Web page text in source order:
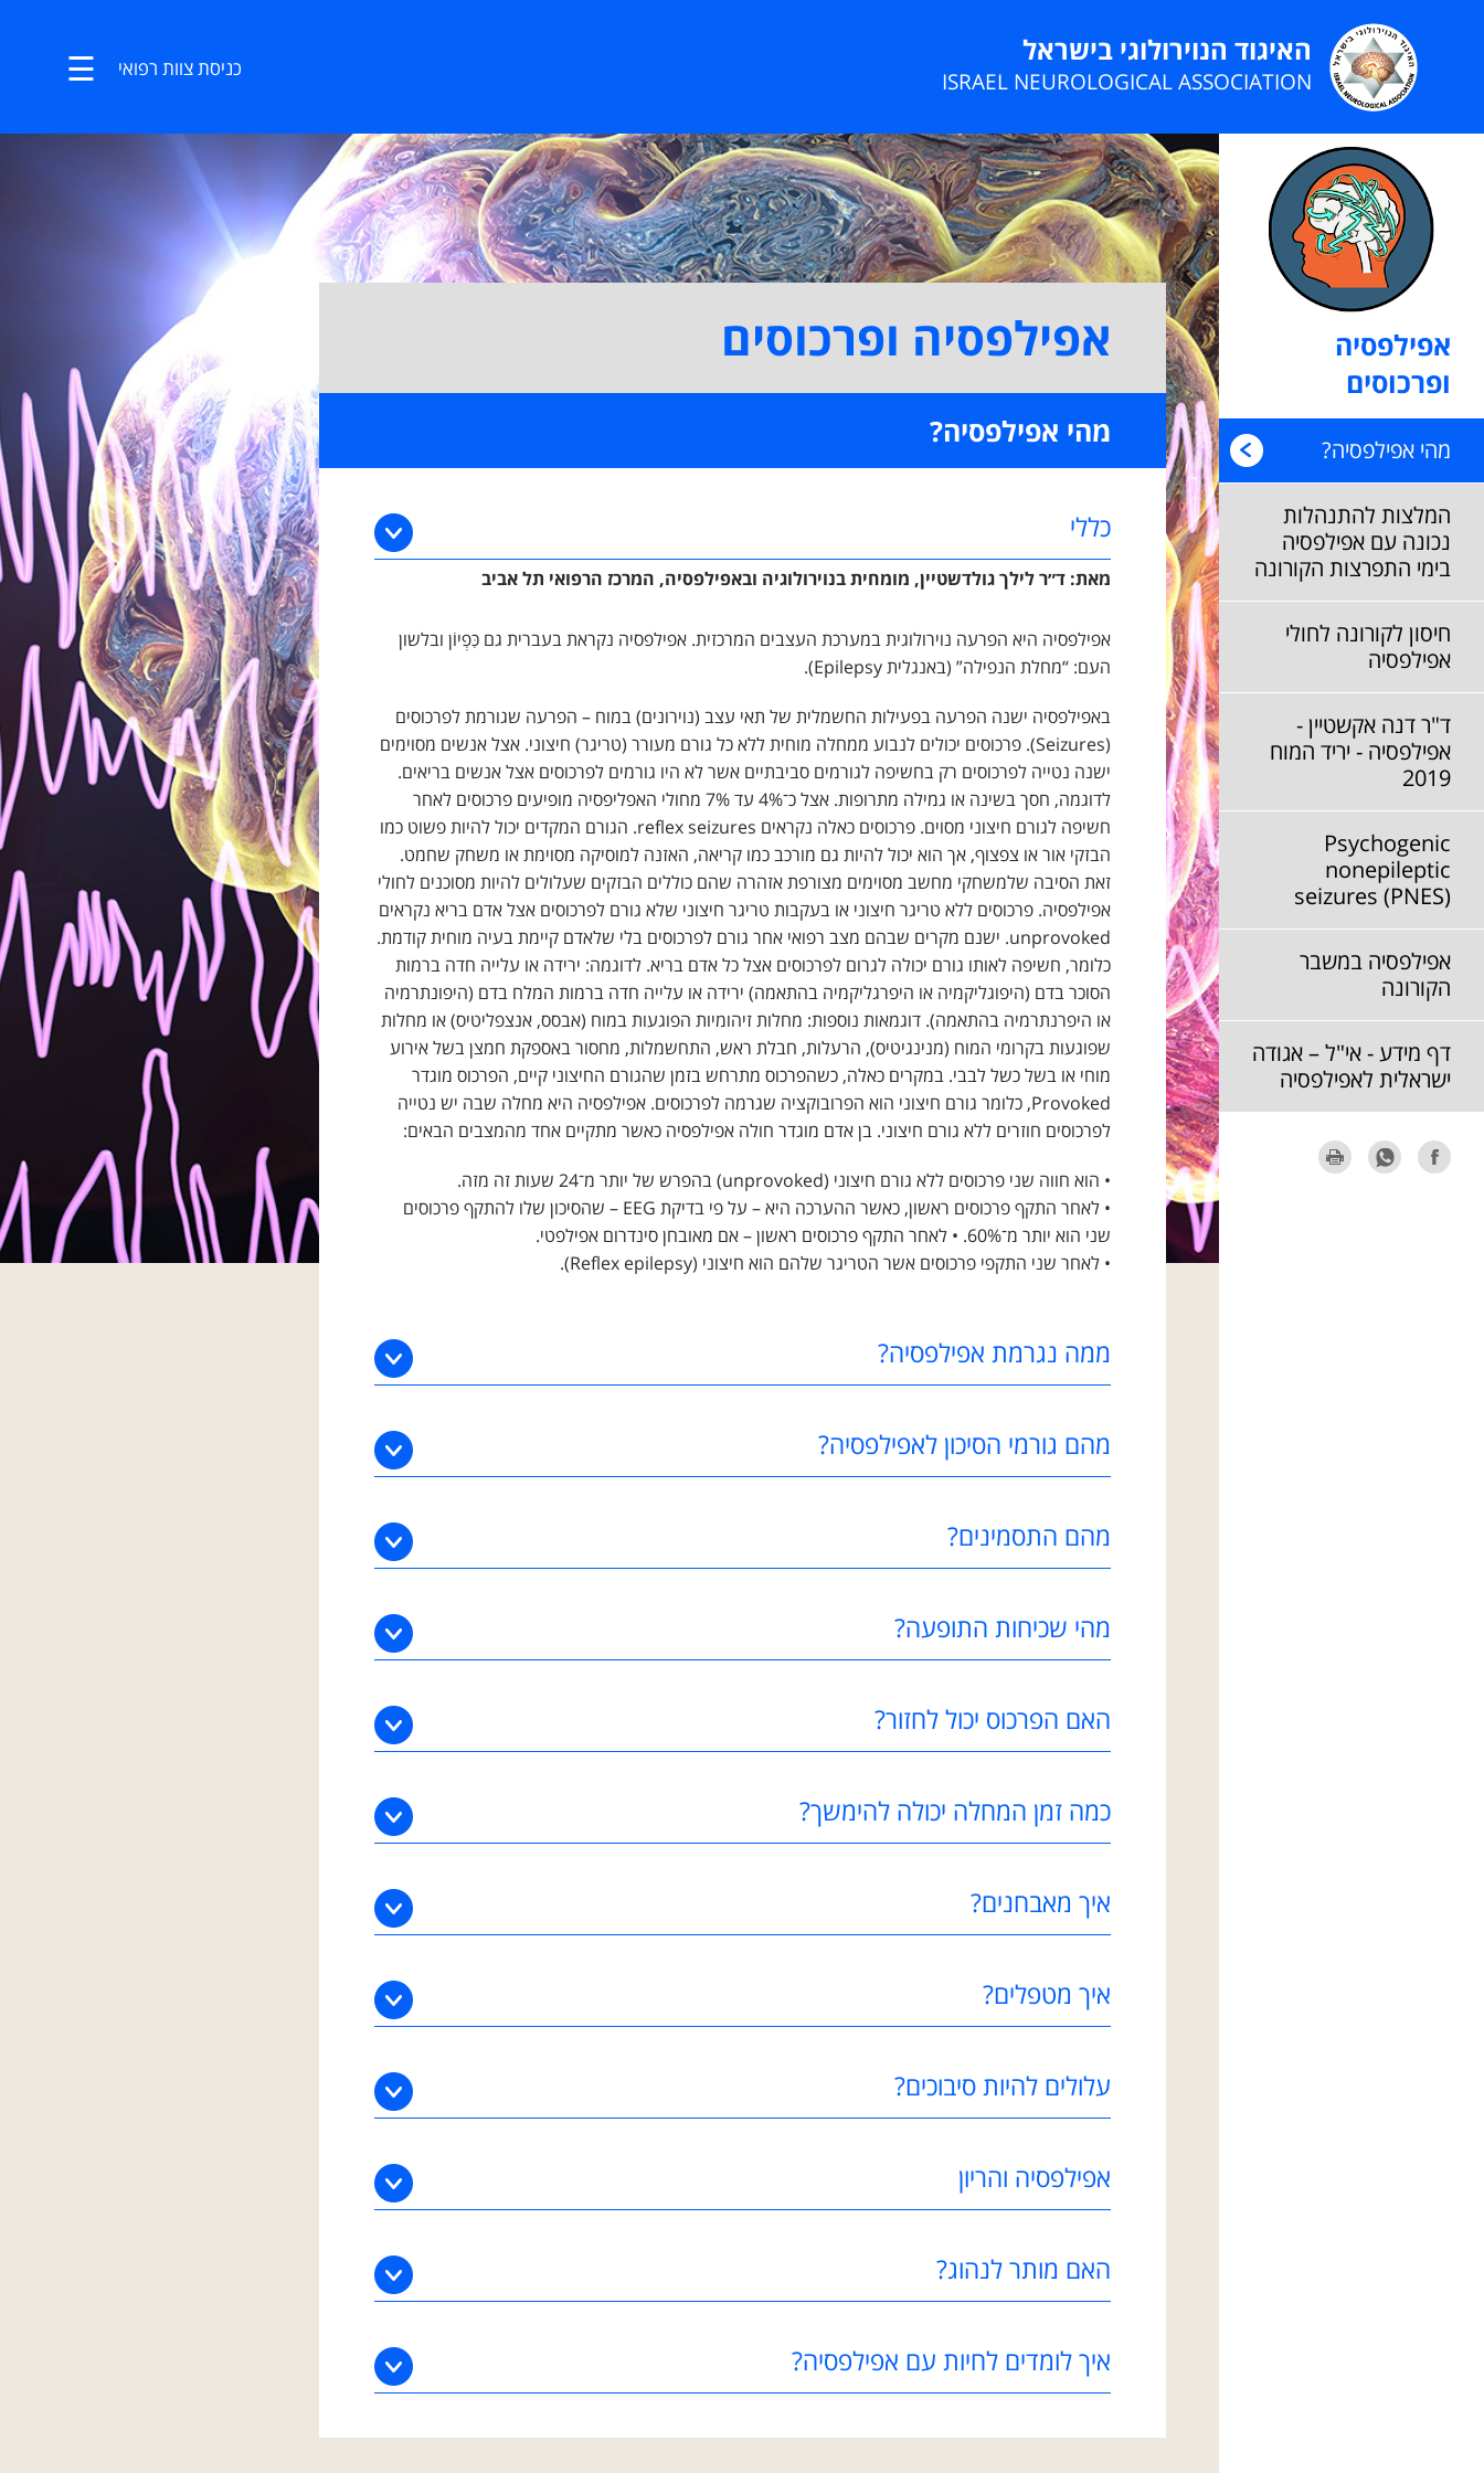
האיגוד הנוירולוגי בישראל
ISRAEL NEUROLOGICAL ASSOCIATION
☰ כניסת צוות רפואי
אפילפסיה
ופרכוסים
מהי אפילפסיה?
המלצות להתנהלות
נכונה עם אפילפסיה
בימי התפרצות הקורונה
חיסון לקורונה לחולי
אפילפסיה
ד"ר דנה אקשטיין -
אפילפסיה - יריד המוח
2019
Psychogenic
nonepileptic
seizures (PNES)
אפילפסיה במשבר
הקורונה
דף מידע - אי"ל – אגודה
ישראלית לאפילפסיה
אפילפסיה ופרכוסים
מהי אפילפסיה?
כללי
מאת: ד״רלילךגולדשטיין, מומחית בנוירולוגיה ובאפילפסיה, המרכז הרפואי תל אביב
אפילפסיה היא הפרעה נוירולוגית במערכת העצבים המרכזית. אפילפסיה נקראת בעברית גם כִּפְיוֹן ובלשון
העם: “מחלת הנפילה” (באנגלית Epilepsy).
באפילפסיה ישנה הפרעה בפעילות החשמלית של תאי עצב (נוירונים) במוח – הפרעה שגורמת לפרכוסים
(Seizures). פרכוסים יכולים לנבוע ממחלה מוחית ללא כל גורם מעורר (טריגר) חיצוני. אצל אנשים מסוימים
ישנה נטייה לפרכוסים רק בחשיפה לגורמים סביבתיים אשר לא היו גורמים לפרכוסים אצל אנשים בריאים.
לדוגמה, חסך בשינה או גמילה מתרופות. אצל כ־4% עד 7% מחולי האפליפסיה מופיעים פרכוסים לאחר
חשיפה לגורם חיצוני מסוים. פרכוסים כאלה נקראים reflex seizures. הגורם המקדים יכול להיות פשוט כמו
הבזקי אור או צפצוף, אך הוא יכול להיות גם מורכב כמו קריאה, האזנה למוסיקה מסוימת או משחק שחמט.
זאת הסיבה שלמשחקי מחשב מסוימים מצורפת אזהרה שהם כוללים הבזקים שעלולים להיות מסוכנים לחולי
אפילפסיה. פרכוסים ללא טריגר חיצוני או בעקבות טריגר חיצוני שלא גורם לפרכוסים אצל אדם בריא נקראים
unprovoked. ישנם מקרים שבהם מצב רפואי אחר גורם לפרכוסים בלי שלאדם קיימת בעיה מוחית קודמת.
כלומר, חשיפה לאותו גורם יכולה לגרום לפרכוסים אצל כל אדם בריא. לדוגמה: ירידה או עלייה חדה ברמות
הסוכר בדם (היפוגליקמיה או היפרגליקמיה בהתאמה) ירידה או עלייה חדה ברמות המלח בדם (היפונתרמיה
או היפרנתרמיה בהתאמה). דוגמאות נוספות: מחלות זיהומיות הפוגעות במוח (אבסס, אנצפליטיס) או מחלות
שפוגעות בקרומי המוח (מנינגיטיס), הרעלות, חבלת ראש, התחשמלות, מחסור באספקת חמצן בשל אירוע
מוחי או בשל כשל לבבי. במקרים כאלה, כשהפרכוס מתרחש בזמן שהגורם החיצוני קיים, הפרכוס מוגדר
Provoked, כלומר גורם חיצוני הוא הפרובוקציה שגרמה לפרכוסים. אפילפסיה היא מחלה שבה יש נטייה
לפרכוסים חוזרים ללא גורם חיצוני. בן אדם מוגדר חולה אפילפסיה כאשר מתקיים אחד מהמצבים הבאים:
• הוא חווה שני פרכוסים ללא גורם חיצוני (unprovoked) בהפרש של יותר מ־24 שעות זה מזה.
• לאחר התקף פרכוסים ראשון, כאשר ההערכה היא – על פי בדיקת EEG – שהסיכון שלו להתקף פרכוסים
שני הוא יותר מ־60%. • לאחר התקף פרכוסים ראשון – אם מאובחן סינדרום אפילפטי.
• לאחר שני התקפי פרכוסים אשר הטריגר שלהם הוא חיצוני (Reflex epilepsy).
ממה נגרמת אפילפסיה?
מהם גורמי הסיכון לאפילפסיה?
מהם התסמינים?
מהי שכיחות התופעה?
האם הפרכוס יכול לחזור?
כמה זמן המחלה יכולה להימשך?
איך מאבחנים?
איך מטפלים?
עלולים להיות סיבוכים?
אפילפסיה והריון
האם מותר לנהוג?
איך לומדים לחיות עם אפילפסיה?